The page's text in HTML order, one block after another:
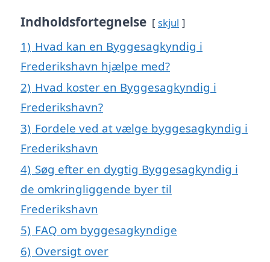
Indholdsfortegnelse skjul
1) Hvad kan en Byggesagkyndig i
Frederikshavn hjælpe med?
2) Hvad koster en Byggesagkyndig i
Frederikshavn?
3) Fordele ved at vælge byggesagkyndig i
Frederikshavn
4) Søg efter en dygtig Byggesagkyndig i
de omkringliggende byer til
Frederikshavn
5) FAQ om byggesagkyndige
6) Oversigt over